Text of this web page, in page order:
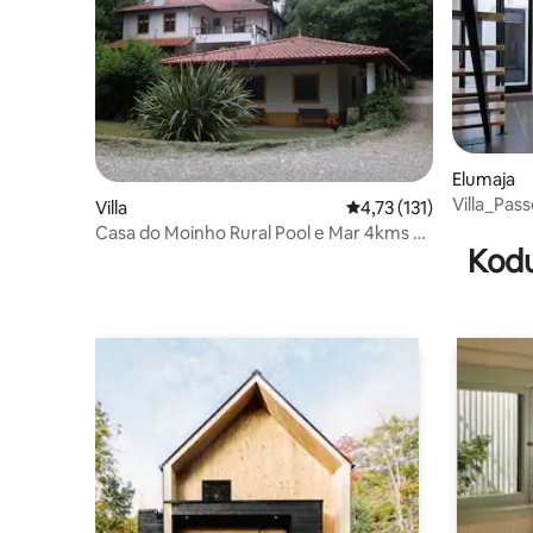
Villa Keskmine hinnang
4,73 (131)
Casa do Moinho Rural Pool e Mar 4kms 9
Elumaja